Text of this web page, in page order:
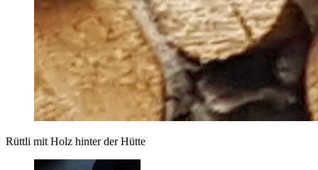
Rüttli mit Holz hinter der Hütte